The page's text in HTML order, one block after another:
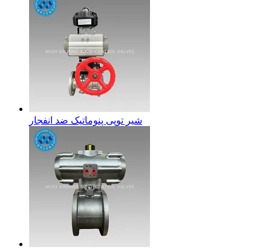
شیر توپی پنوماتیک ضد انفجار